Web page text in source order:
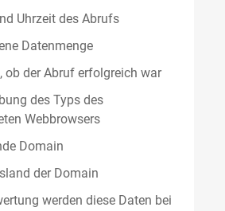
Uhrzeit des Abrufs
Datenmenge
ob der Abruf erfolgreich war
des Typs des
Webbrowsers
Domain
der Domain
werden diese Daten bei